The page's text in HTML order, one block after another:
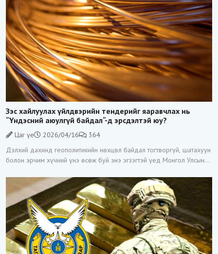
Зэс хайлуулах үйлдвэрийн тендерийг яаравчлах нь
“Үндэсний аюулгүй байдал“-д эрсдэлтэй юу?
Цаг үе 2026/04/16
364
Дэлхий дахинд геополитикийн нөхцөл байдал тогтворгүй, шатахуун
болон эрчим хүчний үнэ өсөж буй энэ эгзэгтэй үед Монгол Улсын
зарласан нь